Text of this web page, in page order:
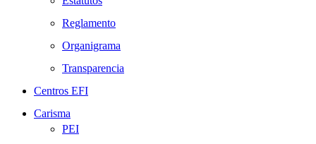
Reglamento
Organigrama
Transparencia
Centros EFI
Carisma
PEI